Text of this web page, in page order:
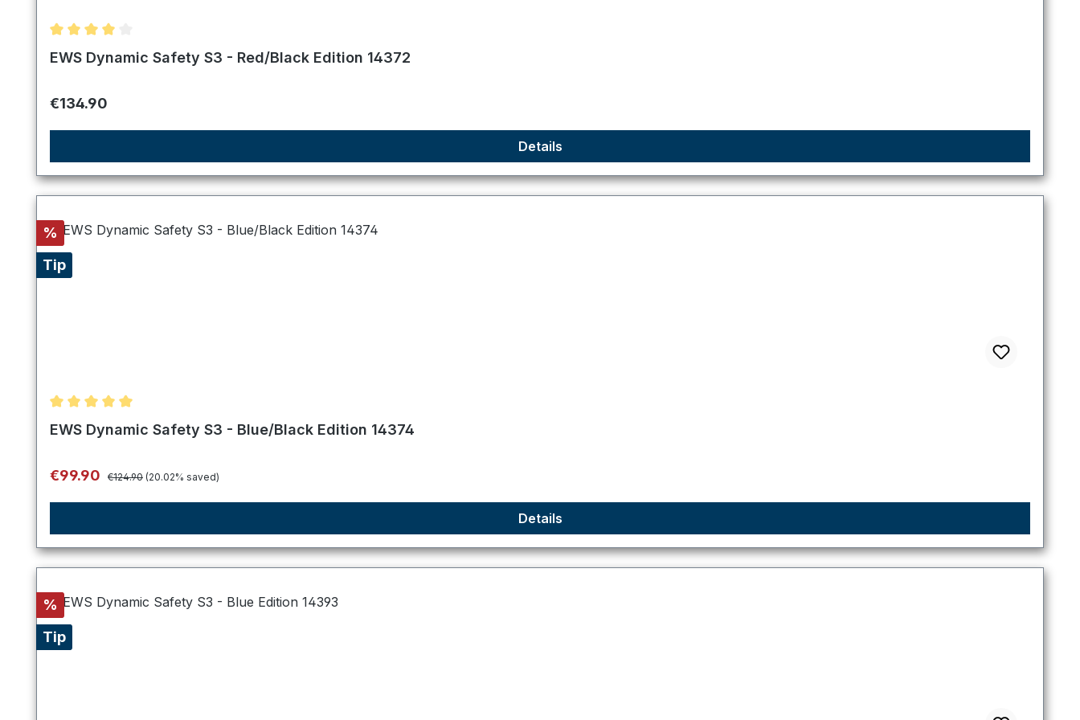
Average rating of 4 out of 5 stars
EWS Dynamic Safety S3 - Red/Black Edition 14372
Regular price:
€134.90
Details
Discount
%
Tip
Average rating of 5 out of 5 stars
EWS Dynamic Safety S3 - Blue/Black Edition 14374
Sale price:
€99.90 Regular price:
€124.90 (20.02% saved)
Details
Discount
%
Tip